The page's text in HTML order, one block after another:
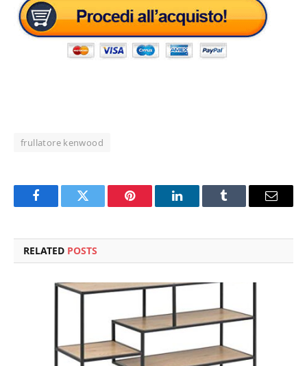
frullatore kenwood
FacebookTwitter Pinterest LinkedInTumblr Email
RELATED POSTS